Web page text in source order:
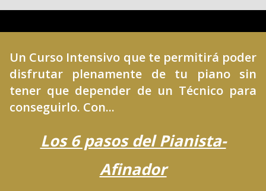
Un Curso Intensivo que te permitirá poder
disfrutar plenamente de tu piano sin
tener que depender de un Técnico para
conseguirlo. Con...
Los 6 pasos del Pianista-
Afinador